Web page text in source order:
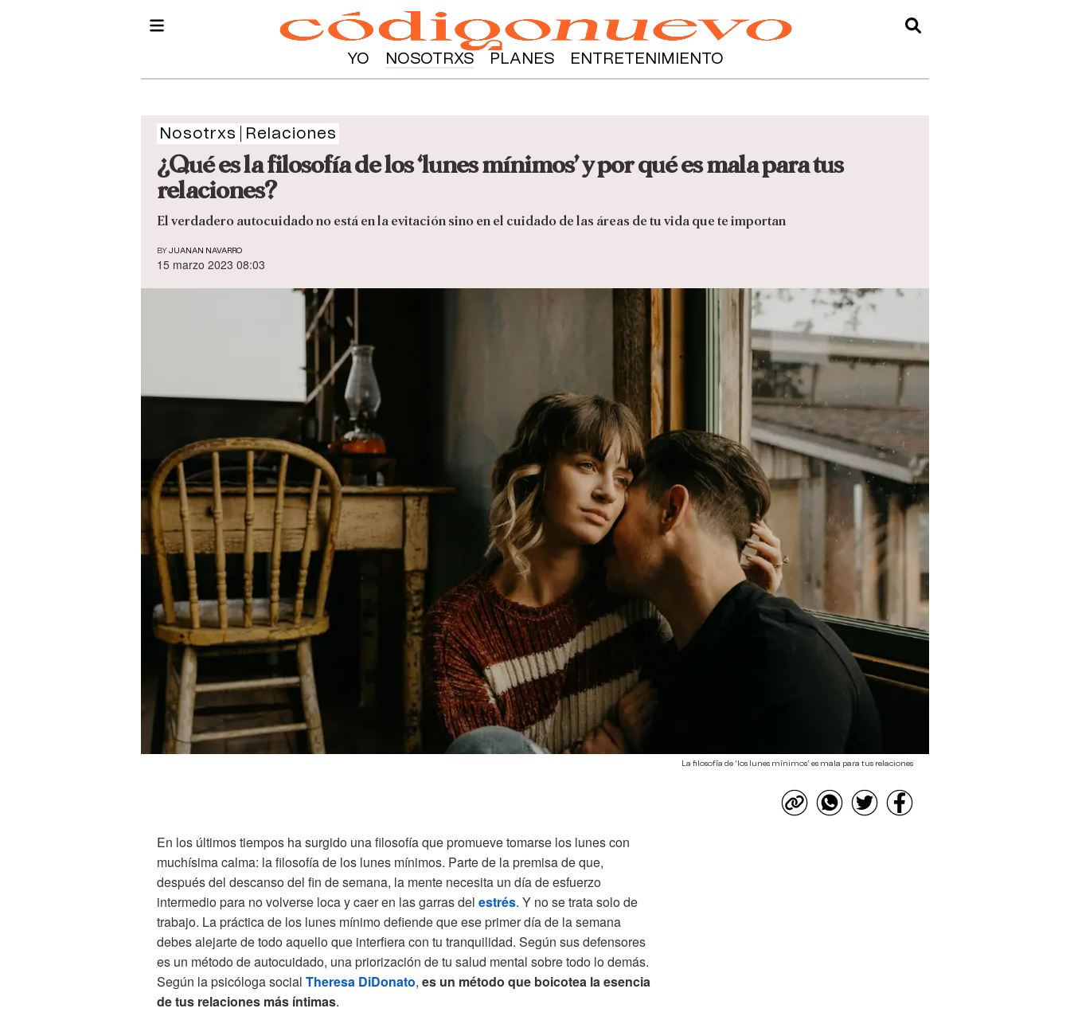
YO NOSOTRXS PLANES ENTRETENIMIENTO
Nosotrxs Relaciones
¿Qué es la filosofía de los ‘lunes mínimos’ y por qué es mala para tus
relaciones?
El verdadero autocuidado no está en la evitación sino en el cuidado de las áreas de tu vida que te importan
BY JUANAN NAVARRO
15 marzo 2023 08:03
La filosofía de ‘los lunes mínimos’ es mala para tus relaciones
En los últimos tiempos ha surgido una filosofía que promueve tomarse los lunes con
muchísima calma: la filosofía de los lunes mínimos. Parte de la premisa de que,
después del descanso del fin de semana, la mente necesita un día de esfuerzo
intermedio para no volverse loca y caer en las garras del estrés. Y no se trata solo de
trabajo. La práctica de los lunes mínimo defiende que ese primer día de la semana
debes alejarte de todo aquello que interfiera con tu tranquilidad. Según sus defensores
es un método de autocuidado, una priorización de tu salud mental sobre todo lo demás.
Según la psicóloga social Theresa DiDonato, es un método que boicotea la esencia
de tus relaciones más íntimas.